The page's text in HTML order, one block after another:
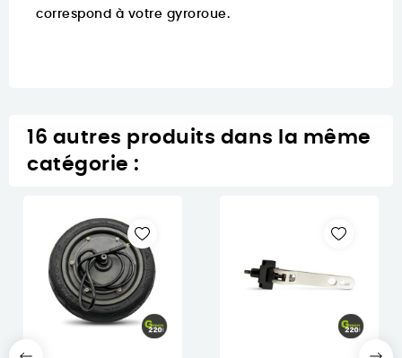
correspond à votre gyroroue.
16 autres produits dans la même
catégorie :